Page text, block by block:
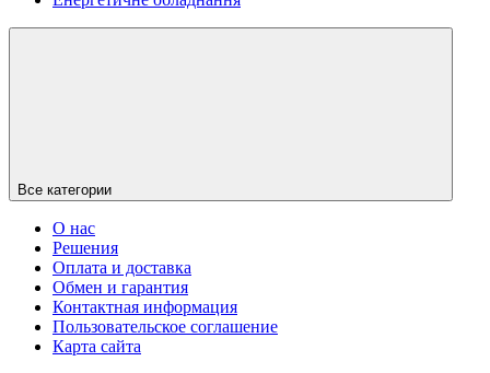
Все категории
О нас
Решения
Оплата и доставка
Обмен и гарантия
Контактная информация
Пользовательское соглашение
Карта сайта